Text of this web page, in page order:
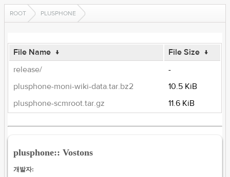
ROOT PLUSPHONE
File Name ↓ File Size ↓
release/
-
plusphone-moni-wiki-data.tar.bz2
10.5 KiB
plusphone-scmroot.tar.gz
11.6 KiB
plusphone:: Vostons
개발자: